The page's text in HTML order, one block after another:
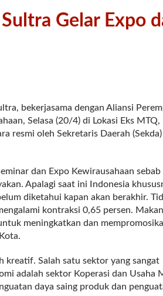
Gelar Expo
bekerjasama dengan Aliansi
Selasa (20/4) di Lokasi Eks MTQ,
resmi oleh Sekretaris Daerah (Sekda)
dan Expo Kewirausahaan sebab
Apalagi saat ini Indonesia
diketahui kapan akan berakhir.
kontraksi 0,65 persen.
meningkatkan dan
kreatif. Salah satu sektor yang sangat
adalah sektor Koperasi dan Usaha
daya saing produk dan